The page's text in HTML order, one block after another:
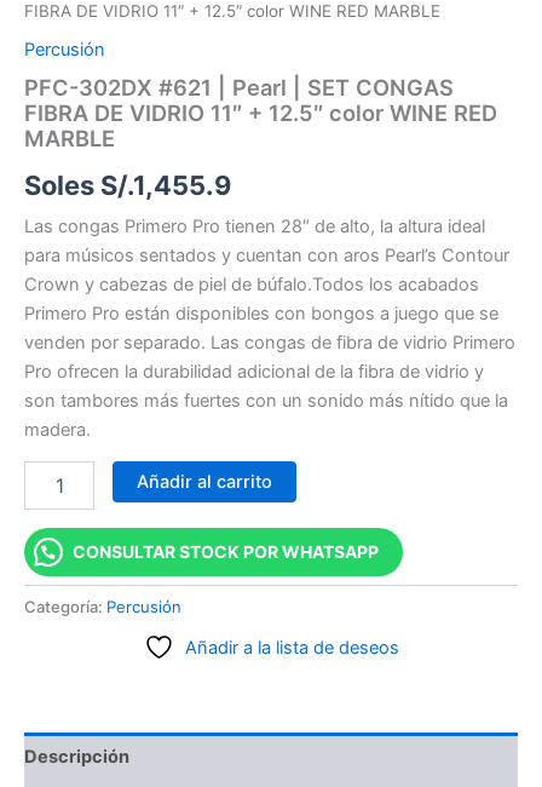
FIBRA DE VIDRIO 11″ + 12.5″ color WINE RED MARBLE
Percusión
PFC-302DX #621 | Pearl | SET CONGAS
FIBRA DE VIDRIO 11″ + 12.5″ color WINE RED
MARBLE
Soles S/.1,455.9
Las congas Primero Pro tienen 28″ de alto, la altura ideal
para músicos sentados y cuentan con aros Pearl’s Contour
Crown y cabezas de piel de búfalo.Todos los acabados
Primero Pro están disponibles con bongos a juego que se
venden por separado. Las congas de fibra de vidrio Primero
Pro ofrecen la durabilidad adicional de la fibra de vidrio y
son tambores más fuertes con un sonido más nítido que la
madera.
Añadir al carrito
CONSULTAR STOCK POR WHATSAPP
Categoría: Percusión
Añadir a la lista de deseos
Descripción